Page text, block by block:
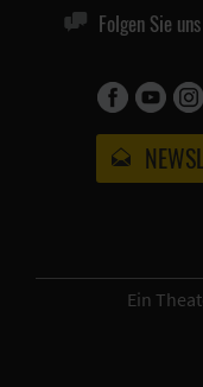
Folgen Sie
Ein